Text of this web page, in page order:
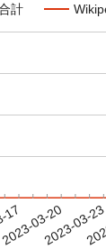
計
2023-03-202023-03-23